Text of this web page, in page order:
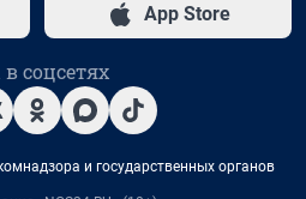
App Store
соцсетях
и государственных органов